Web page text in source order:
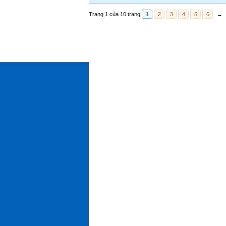
Trang 1 của 10 trang 1 2 3 4 5 6 →